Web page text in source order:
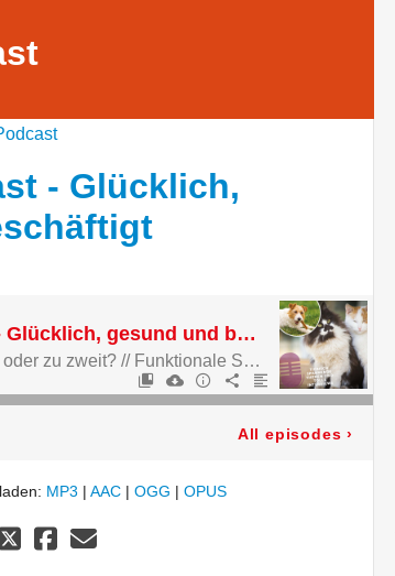
- Glücklich,
Heimtier Podcast - Glücklich, gesund und beschäftigt
Katzenhaltung - Allein oder zu zweit? // Funktionale Snacks für Hunde // Badevorlieben von Sittichen
All episodes ›
MP3 | AAC | OGG | OPUS